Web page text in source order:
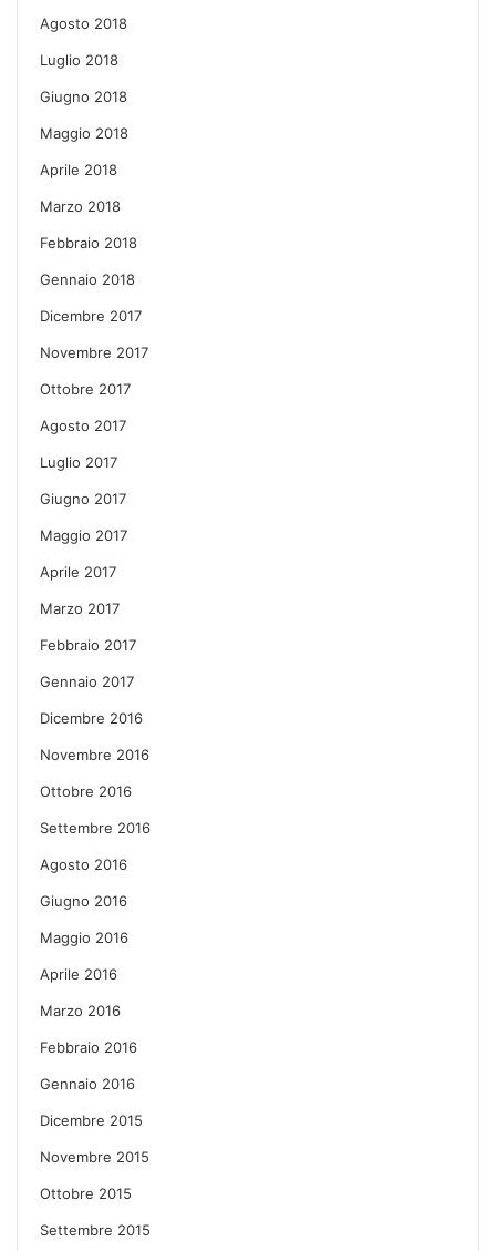
Agosto 2018
Luglio 2018
Giugno 2018
Maggio 2018
Aprile 2018
Marzo 2018
Febbraio 2018
Gennaio 2018
Dicembre 2017
Novembre 2017
Ottobre 2017
Agosto 2017
Luglio 2017
Giugno 2017
Maggio 2017
Aprile 2017
Marzo 2017
Febbraio 2017
Gennaio 2017
Dicembre 2016
Novembre 2016
Ottobre 2016
Settembre 2016
Agosto 2016
Giugno 2016
Maggio 2016
Aprile 2016
Marzo 2016
Febbraio 2016
Gennaio 2016
Dicembre 2015
Novembre 2015
Ottobre 2015
Settembre 2015